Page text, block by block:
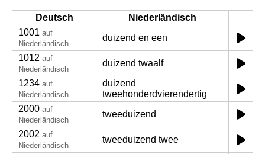
Deutsch
Niederländisch
1001 auf
Niederländisch
duizend en een
1012 auf
Niederländisch
duizend twaalf
1234 auf
Niederländisch
duizend
tweehonderdvierendertig
2000 auf
Niederländisch
tweeduizend
2002 auf
Niederländisch
tweeduizend twee